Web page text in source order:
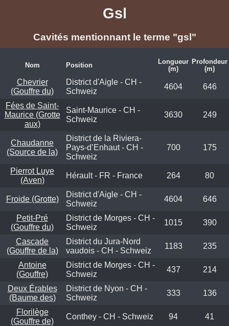
Gsl
Cavités mentionnant le terme "gsl"
Nom Position
Longueur
(m)
Profondeur
(m)
Chevrier
(Gouffre du)
District d'Aigle - CH -
Schweiz
4604 646
Fées de Saint-
Maurice (Grotte
aux)
Saint-Maurice - CH -
Schweiz
3630 249
Chaudanne
(Source de la)
District de la Riviera-
Pays-d’Enhaut - CH -
Schweiz
700 175
Pierrot Luye
(Aven)
Hérault - FR - France 264 80
Froide (Grotte)
District d'Aigle - CH -
Schweiz
4604 646
Petit-Pré
(Gouffre du)
District de Morges - CH -
Schweiz
1015 390
Cascade
(Gouffre de la)
District du Jura-Nord
vaudois - CH - Schweiz
1183 235
Antoine
(Gouffre)
District de Morges - CH -
Schweiz
437 214
Deux Érables
(Baume des)
District de Nyon - CH -
Schweiz
333 136
Florilège
(Gouffre de)
Conthey - CH - Schweiz 94 41